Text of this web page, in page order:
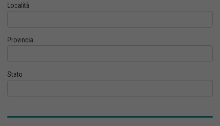
Località
Provincia
Stato